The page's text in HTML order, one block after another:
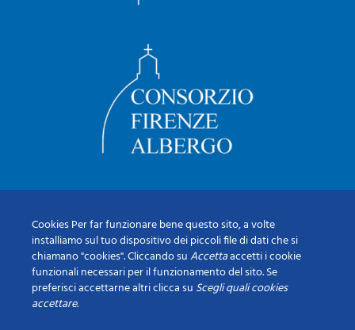
Cookies Per far funzionare bene questo sito, a volte
installiamo sul tuo dispositivo dei piccoli file di dati che si
chiamano "cookies". Cliccando suAccettaaccetti i cookie
funzionali necessari per il funzionamento del sito. Se
preferisci accettarne altri clicca su Scegli quali cookies
accettare.